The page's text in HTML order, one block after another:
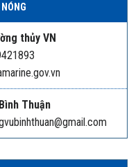
thủy VN
Thuận